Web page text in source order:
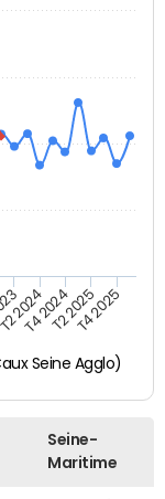
Seine Agglo)
2024
T4 2024T2 2025T4 2025
Seine-
Maritime